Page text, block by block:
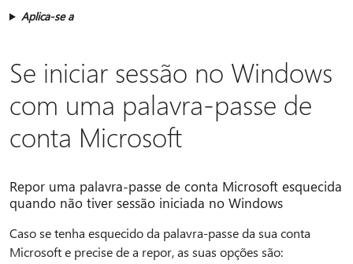
Aplica-se a
Se iniciar sessão no Windows
com uma palavra-passe de
conta Microsoft
Repor uma palavra-passe de conta Microsoft esquecida
quando não tiver sessão iniciada no Windows
Caso se tenha esquecido da palavra-passe da sua conta
Microsoft e precise de a repor, as suas opções são: